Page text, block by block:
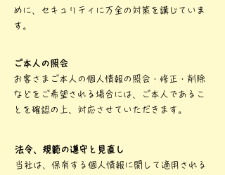
めに、セキュリティに万全の対策を講じていま
す。
ご本人の照会
お客さまご本人の個人情報の照会・修正・削除
などをご希望される場合には、ご本人であるこ
とを確認の上、対応させていただきます。
法令、規範の遵守と見直し
当社は、保有する個人情報に関して適用される